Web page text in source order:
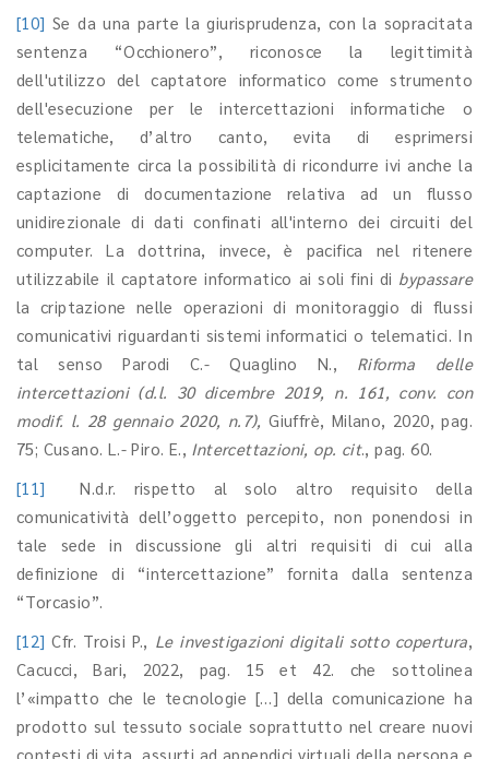
[10] Se da una parte la giurisprudenza, con la sopracitata
sentenza “Occhionero”, riconosce la legittimità
dell'utilizzo del captatore informatico come strumento
dell'esecuzione per le intercettazioni informatiche o
telematiche, d’altro canto, evita di esprimersi
esplicitamente circa la possibilità di ricondurre ivi anche la
captazione di documentazione relativa ad un flusso
unidirezionale di dati confinati all'interno dei circuiti del
computer. La dottrina, invece, è pacifica nel ritenere
utilizzabile il captatore informatico ai soli fini di bypassare
la criptazione nelle operazioni di monitoraggio di flussi
comunicativi riguardanti sistemi informatici o telematici. In
tal senso Parodi C.- Quaglino N., Riforma delle
intercettazioni (d.l. 30 dicembre 2019, n. 161, conv. con
modif. l. 28 gennaio 2020, n.7), Giuffrè, Milano, 2020, pag.
75; Cusano. L.- Piro. E., Intercettazioni, op. cit., pag. 60.
[11] N.d.r. rispetto al solo altro requisito della
comunicatività dell’oggetto percepito, non ponendosi in
tale sede in discussione gli altri requisiti di cui alla
definizione di “intercettazione” fornita dalla sentenza
“Torcasio”.
[12] Cfr. Troisi P., Le investigazioni digitali sotto copertura,
Cacucci, Bari, 2022, pag. 15 et 42. che sottolinea
l’«impatto che le tecnologie […] della comunicazione ha
prodotto sul tessuto sociale soprattutto nel creare nuovi
contesti di vita, assurti ad appendici virtuali della persona e